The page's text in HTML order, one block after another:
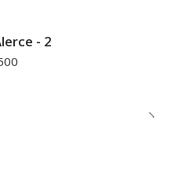
- 2